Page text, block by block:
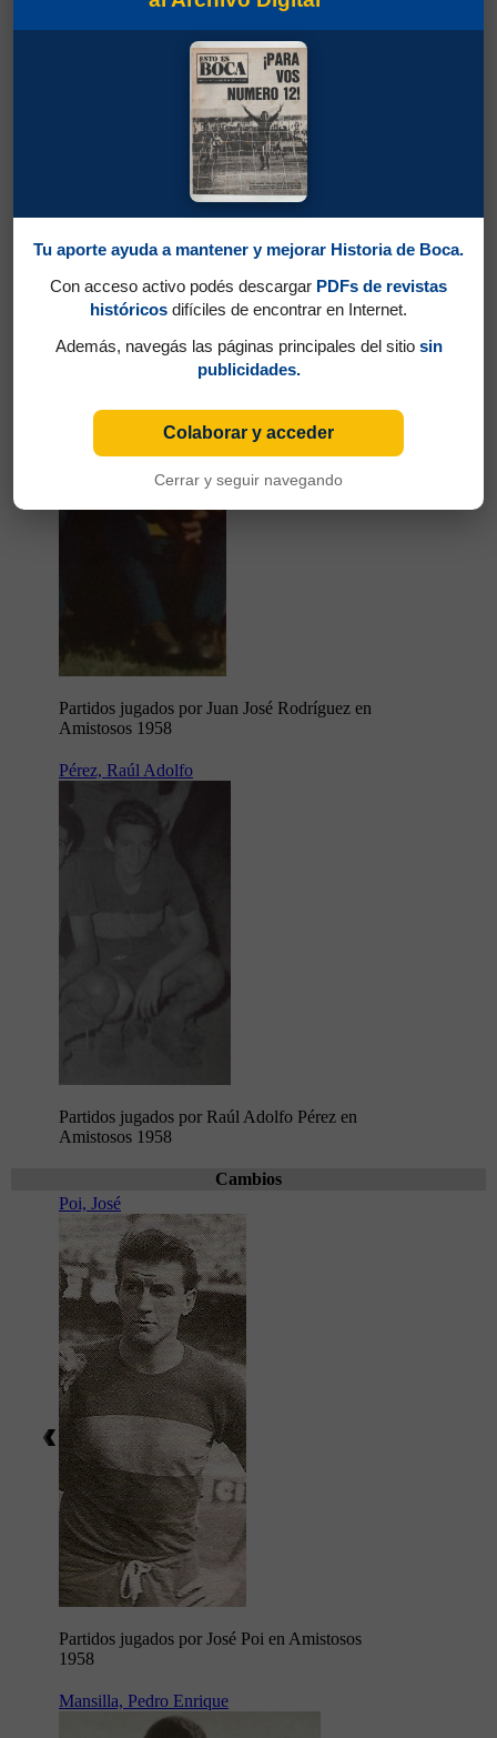
Partidos jugados por Herminio Antonio
González en Amistosos 1958
Rodríguez, Juan José
Partidos jugados por Juan José Rodríguez en
Amistosos 1958
Pérez, Raúl Adolfo
Partidos jugados por Raúl Adolfo Pérez en
Amistosos 1958
Cambios
Poi, José
Partidos jugados por José Poi en Amistosos
1958
Mansilla, Pedro Enrique
Tu aporte ayuda a mantener y mejorar Historia de Boca.
Con acceso activo podés descargar PDFs de revistas
históricos difíciles de encontrar en Internet.
Además, navegás las páginas principales del sitio sin
publicidades.
Colaborar y acceder
Cerrar y seguir navegando